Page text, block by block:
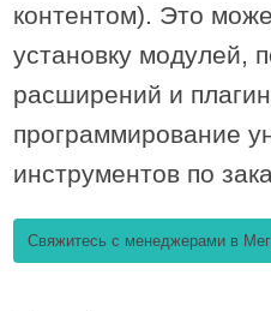
контентом). Это
установку модулей,
расширений и
программирование
инструментов по
Свяжитесь с менеджерами в